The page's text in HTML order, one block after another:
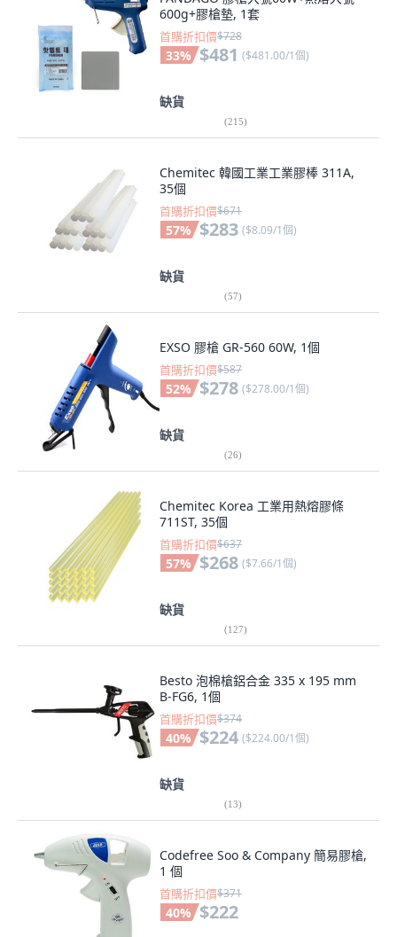
600g+膠槍墊, 1套
首購折扣價$728
33% $481 ($481.00/1個)
缺貨
(215)
Chemitec 韓國工業工業膠棒 311A,
35個
首購折扣價$671
57% $283 ($8.09/1個)
缺貨
(57)
EXSO 膠槍 GR-560 60W, 1個
首購折扣價$587
52% $278 ($278.00/1個)
缺貨
(26)
Chemitec Korea 工業用熱熔膠條
711ST, 35個
首購折扣價$637
57% $268 ($7.66/1個)
缺貨
(127)
Besto 泡棉槍鋁合金 335 x 195 mm
B-FG6, 1個
首購折扣價$374
40% $224 ($224.00/1個)
缺貨
(13)
Codefree Soo & Company 簡易膠槍,
1 個
首購折扣價$371
40% $222